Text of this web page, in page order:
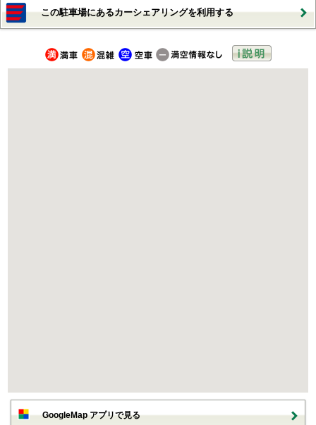
この駐車場にあるカーシェアリングを利用する
GoogleMap アプリで見る